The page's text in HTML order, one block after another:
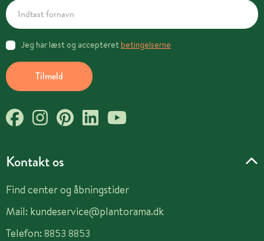
Kontakt os
Find center og åbningstider
Mail: kundeservice@plantorama.dk
Telefon: 8853 8853
Tilmeld
Jeg har læst og accepteret betingelserne